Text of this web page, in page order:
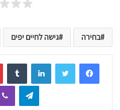
בחירה גישה לחיים יפים